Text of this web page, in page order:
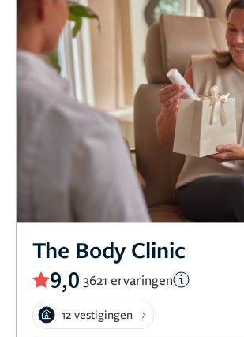
The Body Clinic
9,0 3621 ervaringen
12 vestigingen